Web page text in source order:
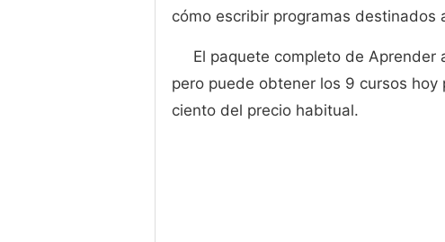
cómo escribir programas destinados
El paquete completo de
pero puede obtener los 9 cursos
ciento del precio habitual.